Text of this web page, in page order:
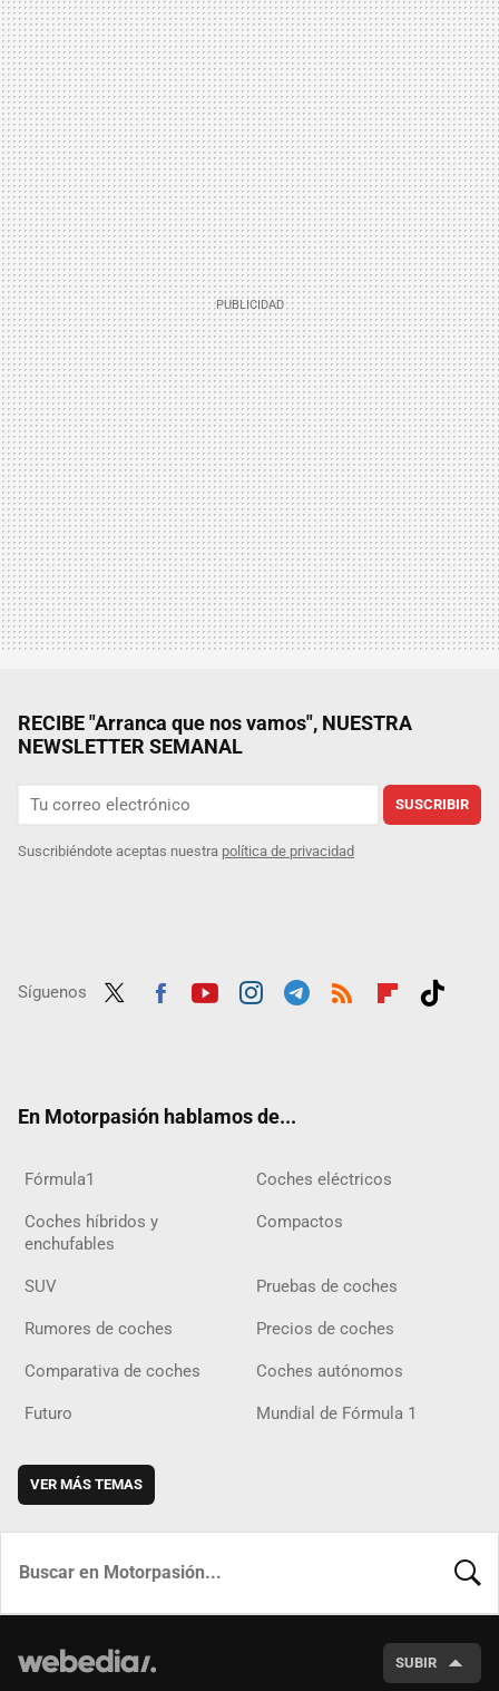
RECIBE "Arranca que nos vamos", NUESTRA
NEWSLETTER SEMANAL
SUSCRIBIR
Suscribiéndote aceptas nuestra política de privacidad
Síguenos
En Motorpasión hablamos de...
Fórmula1 Coches eléctricos
Coches híbridos y
enchufables
Compactos
SUV Pruebas de coches
Rumores de coches Precios de coches
Comparativa de coches Coches autónomos
Futuro Mundial de Fórmula 1
VER MÁS TEMAS
SUBIR